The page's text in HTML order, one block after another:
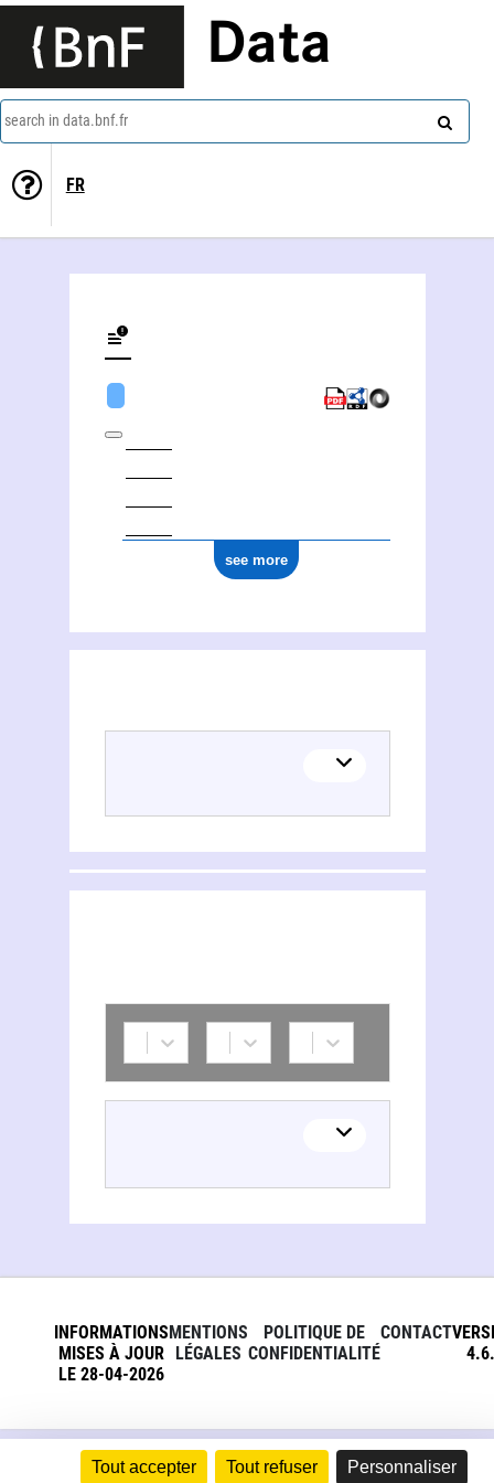
Tout accepter Tout refuser Personnaliser
Data
search in data.bnf.fr
FR
see more
INFORMATIONS
MISES À JOUR
LE 28-04-2026
MENTIONS
LÉGALES
POLITIQUE DE
CONFIDENTIALITÉ
CONTACT